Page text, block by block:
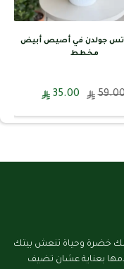
جولدن في أصيص أبيض
مخطط
35.00
لك خضرة وحياة تنعش بيتك
بعناية عشان تضيف